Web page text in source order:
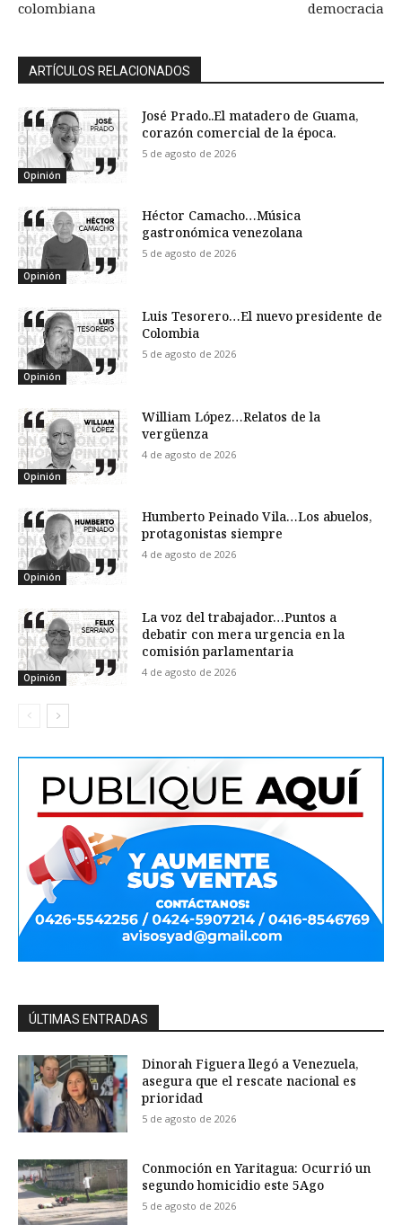
colombiana democracia
ARTÍCULOS RELACIONADOS
Opinión
José Prado..El matadero de Guama,
corazón comercial de la época.
5 de agosto de 2026
Opinión
Héctor Camacho…Música
gastronómica venezolana
5 de agosto de 2026
Opinión
Luis Tesorero…El nuevo presidente de
Colombia
5 de agosto de 2026
Opinión
William López…Relatos de la
vergüenza
4 de agosto de 2026
Opinión
Humberto Peinado Vila…Los abuelos,
protagonistas siempre
4 de agosto de 2026
Opinión
La voz del trabajador…Puntos a
debatir con mera urgencia en la
comisión parlamentaria
4 de agosto de 2026
ÚLTIMAS ENTRADAS
Dinorah Figuera llegó a Venezuela,
asegura que el rescate nacional es
prioridad
5 de agosto de 2026
Conmoción en Yaritagua: Ocurrió un
segundo homicidio este 5Ago
5 de agosto de 2026